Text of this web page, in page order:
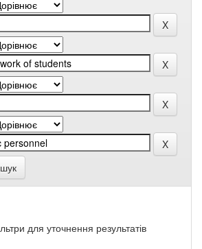
для уточнення результатів